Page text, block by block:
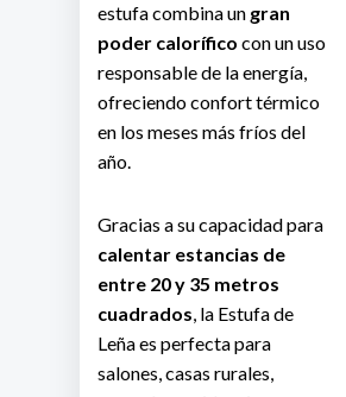
estufa combina un gran
poder calorífico con un uso
responsable de la energía,
ofreciendo confort térmico
en los meses más fríos del
año.
Gracias a su capacidad para
calentar estancias de
entre 20 y 35 metros
cuadrados, la Estufa de
Leña es perfecta para
salones, casas rurales,